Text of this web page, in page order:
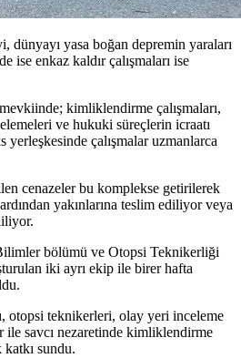
dünyayı yasa boğan depremin yaraları
ise enkaz kaldır çalışmaları ise
kimliklendirme çalışmaları,
ve hukuki süreçlerin icraatı
çalışmalar uzmanlarca
cenazeler bu komplekse getirilerek
yakınlarına teslim ediliyor veya
bölümü ve Otopsi Teknikerliği
iki ayrı ekip ile birer hafta
otopsi teknikerleri, olay yeri inceleme
savcı nezaretinde kimliklendirme
katkı sundu.